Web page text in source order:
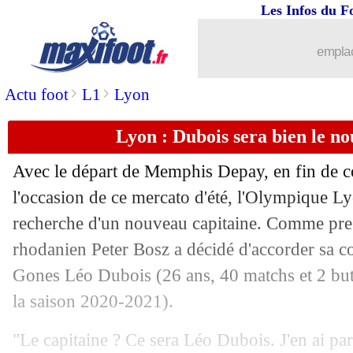
Actu foot> L1 > Lyon
Les Infos du
Lyon : Dubois sera bien le
Avec le départ de Memphis Depay, en fin de
l'occasion de ce mercato d'été, l'Olympique
recherche d'un nouveau capitaine. Comme
rhodanien Peter Bosz a décidé d'accorder sa
Gones Léo Dubois (26 ans, 40 matchs et 2
la saison 2020-2021).
"Le capitaine ? Ce sera Léo Dubois. J'en ai
: Mandanda compare Sampaoli
05/08 Lyon: Riolo allume les Bad Gones !
Man Utd
05/08 PSG: Courbis ne voit pas Mbappé
05/08 OM: Almada, la réponse de Longoria
05/08 Lens: Michelin vendu à l'AEK
05/08 OM : le point mercato de Longoria
PHOTOS : Donnarumma, ses